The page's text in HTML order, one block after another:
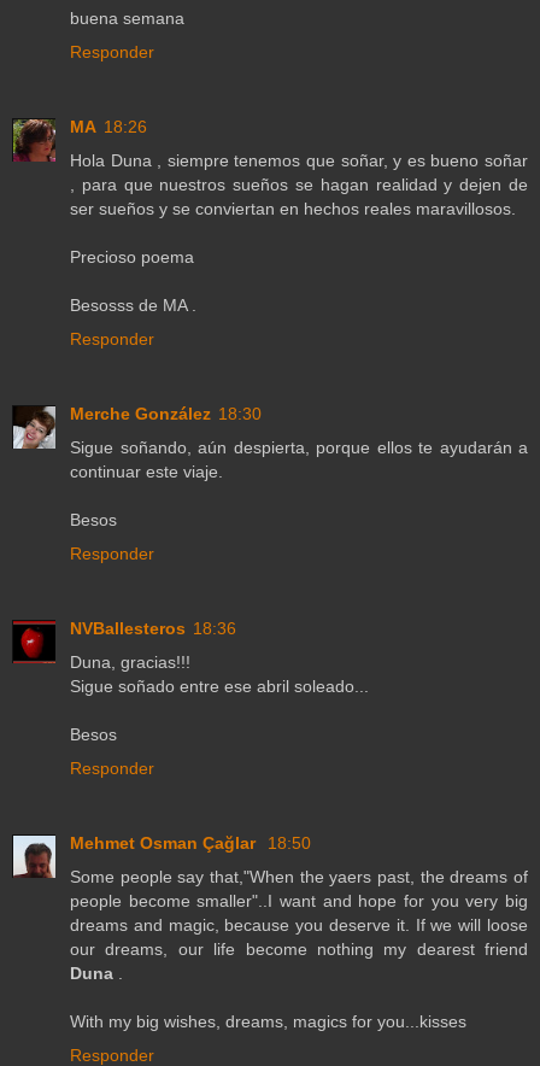
buena semana
Responder
MA 18:26
Hola Duna , siempre tenemos que soñar, y es bueno soñar
, para que nuestros sueños se hagan realidad y dejen de
ser sueños y se conviertan en hechos reales maravillosos.
Precioso poema
Besosss de MA .
Responder
Merche González 18:30
Sigue soñando, aún despierta, porque ellos te ayudarán a
continuar este viaje.
Besos
Responder
NVBallesteros 18:36
Duna, gracias!!!
Sigue soñado entre ese abril soleado...
Besos
Responder
Mehmet Osman Çağlar
18:50
Some people say that,"When the yaers past, the dreams of
people become smaller"..I want and hope for you very big
dreams and magic, because you deserve it. If we will loose
our dreams, our life become nothing my dearest friend
Duna
With my big wishes, dreams, magics for you...kisses
Responder